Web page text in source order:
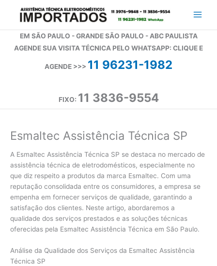
conteúdoEM SÃO PAULO - GRANDE SÃO PAULO - ABC PAULISTA
AGENDE SUA VISITA TÉCNICA PELO WHATSAPP: CLIQUE E
AGENDE >>> 11 96231-1982
FIXO: 11 3836-9554
Esmaltec Assistência Técnica SP
A Esmaltec Assistência Técnica SP se destaca no mercado de
assistência técnica de eletrodomésticos, especialmente no
que diz respeito a produtos da marca Esmaltec. Com uma
reputação consolidada entre os consumidores, a empresa se
empenha em fornecer serviços de qualidade, garantindo a
satisfação dos clientes. Neste artigo, abordaremos a
qualidade dos serviços prestados e as soluções técnicas
oferecidas pela Esmaltec Assistência Técnica em São Paulo.
Análise da Qualidade dos Serviços da Esmaltec Assistência
Técnica SP